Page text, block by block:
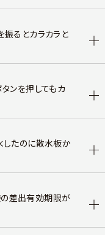
振るとカラカラと
タンを押してもカ
したのに散水板か
差出有効期限が